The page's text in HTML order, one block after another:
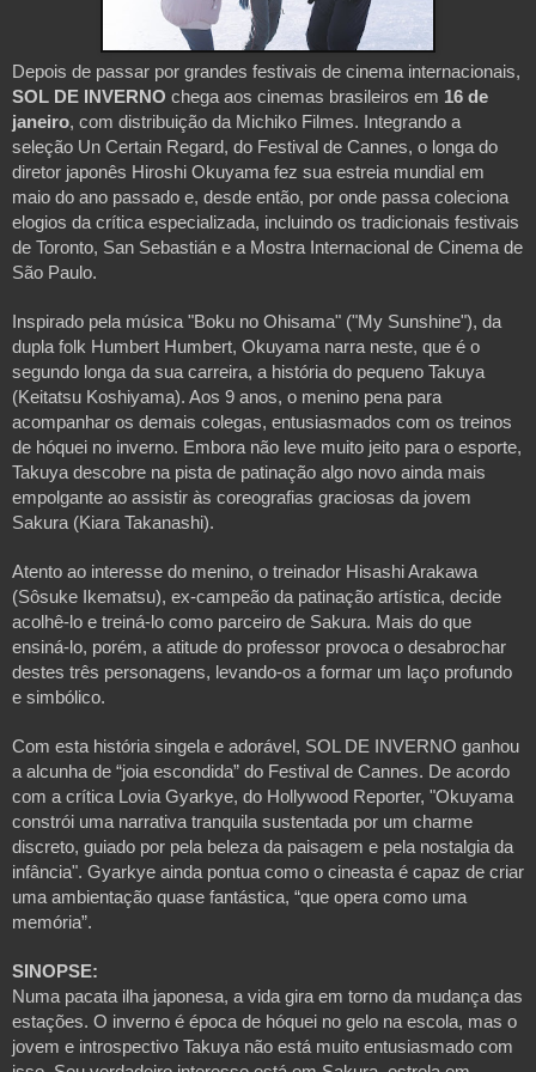
Depois de passar por grandes festivais de cinema internacionais,
SOL DE INVERNO chega aos cinemas brasileiros em 16 de
janeiro, com distribuição da Michiko Filmes. Integrando a
seleção Un Certain Regard, do Festival de Cannes, o longa do
diretor japonês Hiroshi Okuyama fez sua estreia mundial em
maio do ano passado e, desde então, por onde passa coleciona
elogios da crítica especializada, incluindo os tradicionais festivais
de Toronto, San Sebastián e a Mostra Internacional de Cinema de
São Paulo.
Inspirado pela música "Boku no Ohisama" ("My Sunshine"), da
dupla folk Humbert Humbert, Okuyama narra neste, que é o
segundo longa da sua carreira, a história do pequeno Takuya
(Keitatsu Koshiyama). Aos 9 anos, o menino pena para
acompanhar os demais colegas, entusiasmados com os treinos
de hóquei no inverno. Embora não leve muito jeito para o esporte,
Takuya descobre na pista de patinação algo novo ainda mais
empolgante ao assistir às coreografias graciosas da jovem
Sakura (Kiara Takanashi).
Atento ao interesse do menino, o treinador Hisashi Arakawa
(Sôsuke Ikematsu), ex-campeão da patinação artística, decide
acolhê-lo e treiná-lo como parceiro de Sakura. Mais do que
ensiná-lo, porém, a atitude do professor provoca o desabrochar
destes três personagens, levando-os a formar um laço profundo
e simbólico.
Com esta história singela e adorável, SOL DE INVERNO ganhou
a alcunha de “joia escondida” do Festival de Cannes. De acordo
com a crítica Lovia Gyarkye, do Hollywood Reporter, "Okuyama
constrói uma narrativa tranquila sustentada por um charme
discreto, guiado por pela beleza da paisagem e pela nostalgia da
infância". Gyarkye ainda pontua como o cineasta é capaz de criar
uma ambientação quase fantástica, “que opera como uma
memória”.
SINOPSE:
Numa pacata ilha japonesa, a vida gira em torno da mudança das
estações. O inverno é época de hóquei no gelo na escola, mas o
jovem e introspectivo Takuya não está muito entusiasmado com